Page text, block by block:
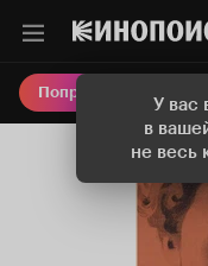
У вас
в
не весь
Попробовать Плюс